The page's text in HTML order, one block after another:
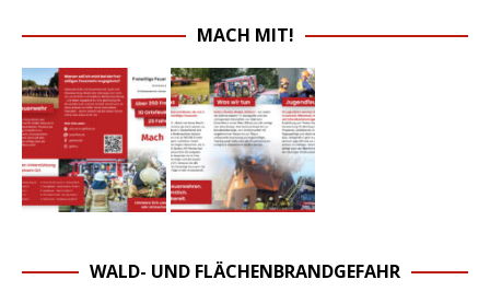
MACH MIT!
WALD- UND FLÄCHENBRANDGEFAHR